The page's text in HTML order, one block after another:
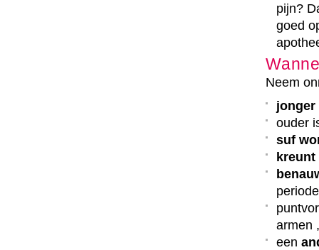
pijn?
goed
Neem
jonger
ouder
suf
armen
een